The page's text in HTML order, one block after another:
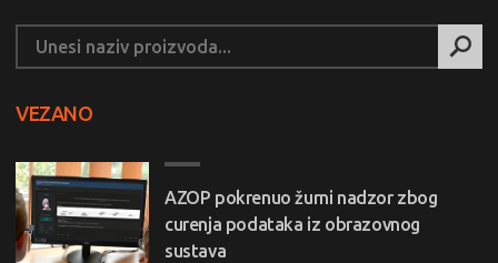
VEZANO
AZOP pokrenuo žurni nadzor zbog
curenja podataka iz obrazovnog
sustava